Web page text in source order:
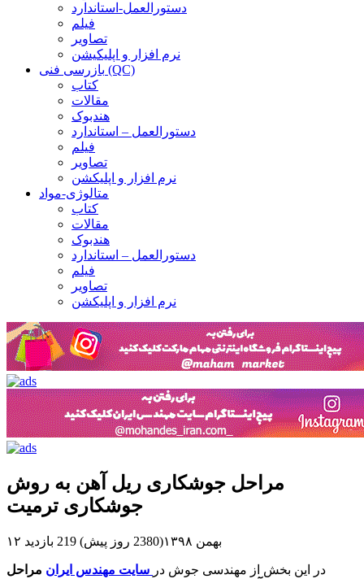
دستورالعمل-استاندارد
فیلم
تصاویر
نرم افزار و اپلیکیشن
بازرسی فنی (QC)
کتاب
مقالات
هندبوک
دستورالعمل – استاندارد
فیلم
تصاویر
نرم افزار و اپلیکشن
متالوژی-مواد
کتاب
مقالات
هندبوک
دستورالعمل – استاندارد
فیلم
تصاویر
نرم افزار و اپلیکشن
مراحل جوشکاری ریل آهن به روش
جوشکاری ترمیت
۱۲ بهمن ۱۳۹۸(2380 روز پیش) 219 بازدید
در این بخش از مهندسی جوش در سایت مهندس ایران مراحل